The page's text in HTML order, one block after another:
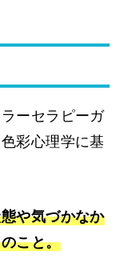
ーセラピーガ
彩心理学に基
や気づかなか
こと。